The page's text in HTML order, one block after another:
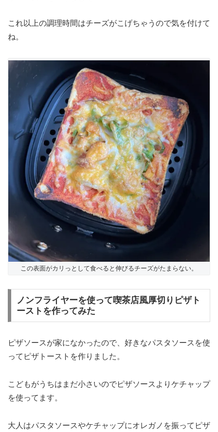
これ以上の調理時間はチーズがこげちゃうので気を付けて
ね。
この表面がカリっとして食べると伸びるチーズがたまらない。
ノンフライヤーを使って喫茶店風厚切りピザト
ーストを作ってみた
ピザソースが家になかったので、好きなパスタソースを使
ってピザトーストを作りました。
こどもがうちはまだ小さいのでピザソースよりケチャップ
を使ってます。
大人はパスタソースやケチャップにオレガノを振ってピザ